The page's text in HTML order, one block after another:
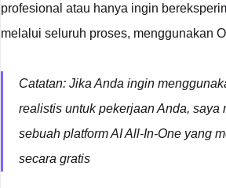
profesional atau hanya ingin
melalui seluruh proses, menggunakan
Catatan: Jika Anda ingin
realistis untuk pekerjaan Anda,
sebuah platform AI All-In-One yang
secara gratis